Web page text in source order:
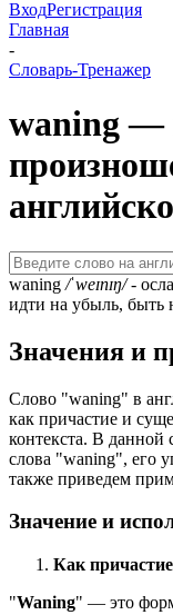
ВходРегистрация
Главная
-
Словарь-Тренажер
waning —
waning /ˈweɪnɪŋ/-
идти на убыль, быть
Значения и
Слово "waning" в
как причастие и
контекста. В данной
слова "waning", его
также приведем
Значение и
Как
"Waning" — это